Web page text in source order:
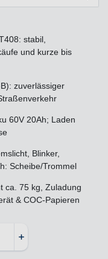
stabil,
und kurze bis
zuverlässiger
60V 20Ah; Laden
Blinker,
Scheibe/Trommel
ca. 75 kg, Zuladung
& COC-Papieren